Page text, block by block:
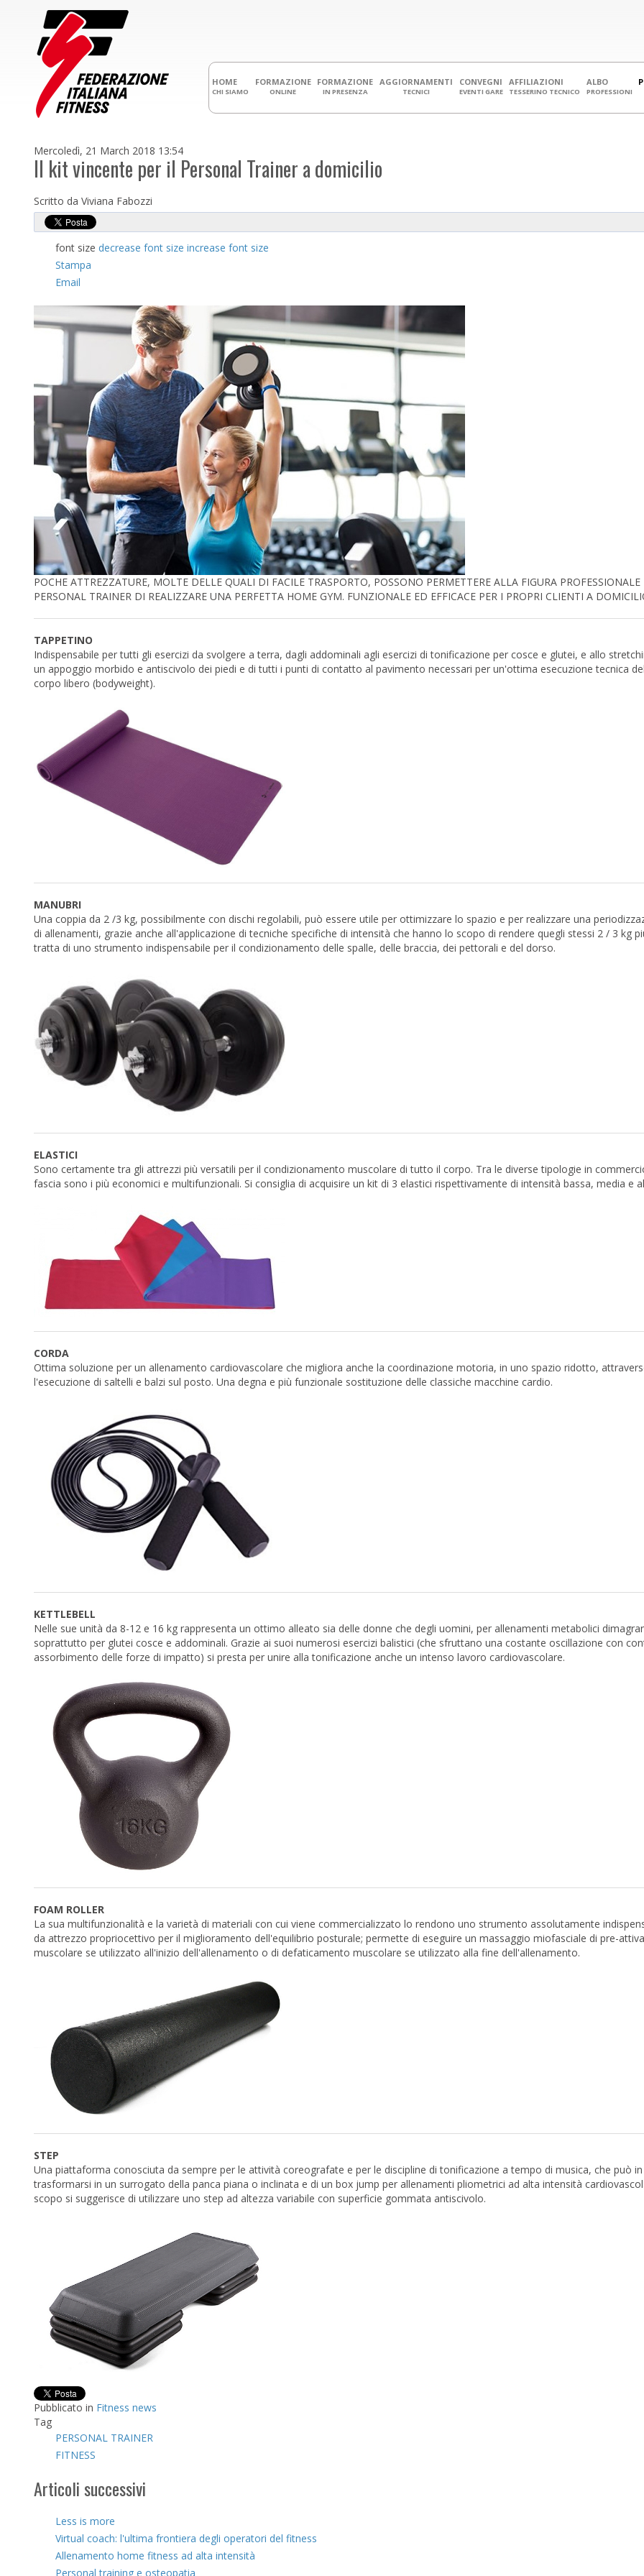
HOME
CHI SIAMO
FORMAZIONE
ONLINE
FORMAZIONE
IN PRESENZA
AGGIORNAMENTI
TECNICI
CONVEGNI
EVENTI GARE
AFFILIAZIONI
TESSERINO TECNICO
ALBO
PROFESSIONI
Mercoledì, 21 March 2018 13:54
Il kit vincente per il Personal Trainer a domicilio
Scritto da Viviana Fabozzi
font size decrease font size increase font size
Stampa
Email
POCHE ATTREZZATURE, MOLTE DELLE QUALI DI FACILE TRASPORTO, POSSONO PERMETTERE ALLA FIGURA PROFESSIONALE
PERSONAL TRAINER DI REALIZZARE UNA PERFETTA HOME GYM. FUNZIONALE ED EFFICACE PER I PROPRI CLIENTI A
TAPPETINO
Indispensabile per tutti gli esercizi da svolgere a terra, dagli addominali agli esercizi di tonificazione per cosce e glutei, e allo
un appoggio morbido e antiscivolo dei piedi e di tutti i punti di contatto al pavimento necessari per un'ottima esecuzione tecnica
corpo libero (bodyweight).
MANUBRI
Una coppia da 2 /3 kg, possibilmente con dischi regolabili, può essere utile per ottimizzare lo spazio e per realizzare una
di allenamenti, grazie anche all'applicazione di tecniche specifiche di intensità che hanno lo scopo di rendere quegli stessi 2 / 3 kg
tratta di uno strumento indispensabile per il condizionamento delle spalle, delle braccia, dei pettorali e del dorso.
ELASTICI
Sono certamente tra gli attrezzi più versatili per il condizionamento muscolare di tutto il corpo. Tra le diverse tipologie in
fascia sono i più economici e multifunzionali. Si consiglia di acquisire un kit di 3 elastici rispettivamente di intensità bassa, media e
CORDA
Ottima soluzione per un allenamento cardiovascolare che migliora anche la coordinazione motoria, in uno spazio ridotto,
l'esecuzione di saltelli e balzi sul posto. Una degna e più funzionale sostituzione delle classiche macchine cardio.
KETTLEBELL
Nelle sue unità da 8-12 e 16 kg rappresenta un ottimo alleato sia delle donne che degli uomini, per allenamenti metabolici
soprattutto per glutei cosce e addominali. Grazie ai suoi numerosi esercizi balistici (che sfruttano una costante oscillazione con
assorbimento delle forze di impatto) si presta per unire alla tonificazione anche un intenso lavoro cardiovascolare.
FOAM ROLLER
La sua multifunzionalità e la varietà di materiali con cui viene commercializzato lo rendono uno strumento assolutamente
da attrezzo propriocettivo per il miglioramento dell'equilibrio posturale; permette di eseguire un massaggio miofasciale di pre-
muscolare se utilizzato all'inizio dell'allenamento o di defaticamento muscolare se utilizzato alla fine dell'allenamento.
STEP
Una piattaforma conosciuta da sempre per le attività coreografate e per le discipline di tonificazione a tempo di musica, che può in
trasformarsi in un surrogato della panca piana o inclinata e di un box jump per allenamenti pliometrici ad alta intensità
scopo si suggerisce di utilizzare uno step ad altezza variabile con superficie gommata antiscivolo.
Pubblicato in Fitness news
Tag
PERSONAL TRAINER
FITNESS
Articoli successivi
Less is more
Virtual coach: l'ultima frontiera degli operatori del fitness
Allenamento home fitness ad alta intensità
Personal training e osteopatia